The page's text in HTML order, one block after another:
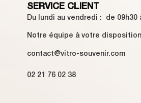
SERVICE CLIENT
Du lundi au vendredi : de 09h30
Notre équipe à votre
contact@vitro-souvenir.com
02 21 76 02 38